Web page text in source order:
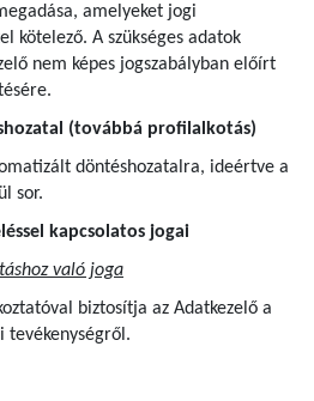
amelyeket jogi
kötelező. A szükséges adatok
nem képes jogszabályban előírt
(továbbá profilalkotás)
döntéshozatalra, ideértve a
sor.
kapcsolatos jogai
való joga
biztosítja az Adatkezelő a
tevékenységről.